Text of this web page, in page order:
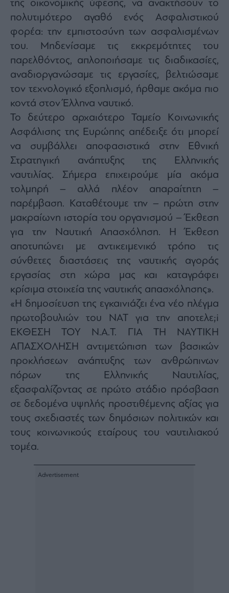
της οικονομικής ύφεσης, να ανακτήσουν το
πολυτιμότερο αγαθό ενός Ασφαλιστικού
φορέα: την εμπιστοσύνη των ασφαλισμένων
του. Μηδενίσαμε τις εκκρεμότητες του
παρελθόντος, απλοποιήσαμε τις διαδικασίες,
αναδιοργανώσαμε τις εργασίες, βελτιώσαμε
τον τεχνολογικό εξοπλισμό, ήρθαμε ακόμα πιο
κοντά στον Έλληνα ναυτικό.
Το δεύτερο αρχαιότερο Ταμείο Κοινωνικής
Ασφάλισης της Ευρώπης απέδειξε ότι μπορεί
να συμβάλλει αποφασιστικά στην Εθνική
Στρατηγική ανάπτυξης της Ελληνικής
ναυτιλίας. Σήμερα επιχειρούμε μία ακόμα
τολμηρή – αλλά πλέον απαραίτητη –
παρέμβαση. Καταθέτουμε την – πρώτη στην
μακραίωνη ιστορία του οργανισμού – Έκθεση
για την Ναυτική Απασχόληση. Η Έκθεση
αποτυπώνει με αντικειμενικό τρόπο τις
σύνθετες διαστάσεις της ναυτικής αγοράς
εργασίας στη χώρα μας και καταγράφει
κρίσιμα στοιχεία της ναυτικής απασχόλησης».
«Η δημοσίευση της εγκαινιάζει ένα νέο πλέγμα
πρωτοβουλιών του ΝΑΤ για την αποτελε;i
EΚΘΕΣΗ ΤΟΥ Ν.Α.Τ. ΓΙΑ ΤΗ ΝΑΥΤΙΚΗ
ΑΠΑΣΧΟΛΗΣΗ αντιμετώπιση των βασικών
προκλήσεων ανάπτυξης των ανθρώπινων
πόρων της Ελληνικής Ναυτιλίας,
εξασφαλίζοντας σε πρώτο στάδιο πρόσβαση
σε δεδομένα υψηλής προστιθέμενης αξίας για
τους σχεδιαστές των δημόσιων πολιτικών και
τους κοινωνικούς εταίρους του ναυτιλιακού
τομέα.